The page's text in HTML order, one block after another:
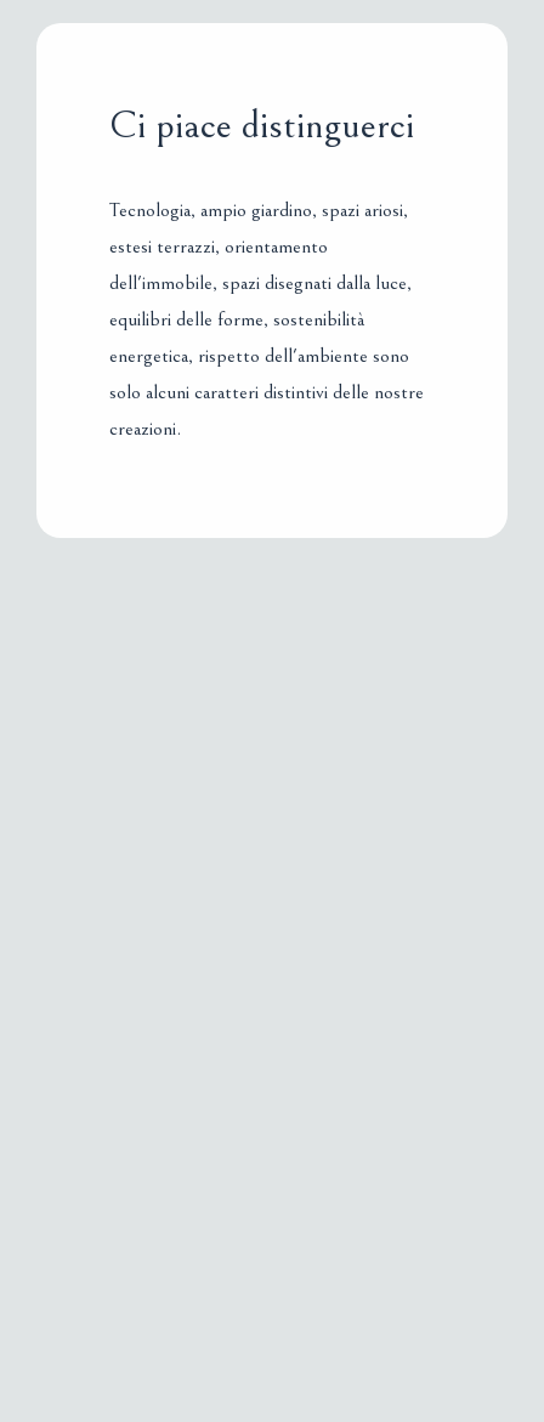
Ci piace distinguerci
Tecnologia, ampio giardino, spazi ariosi,
estesi terrazzi, orientamento
dell'immobile, spazi disegnati dalla luce,
equilibri delle forme, sostenibilità
energetica, rispetto dell'ambiente sono
solo alcuni caratteri distintivi delle nostre
creazioni.